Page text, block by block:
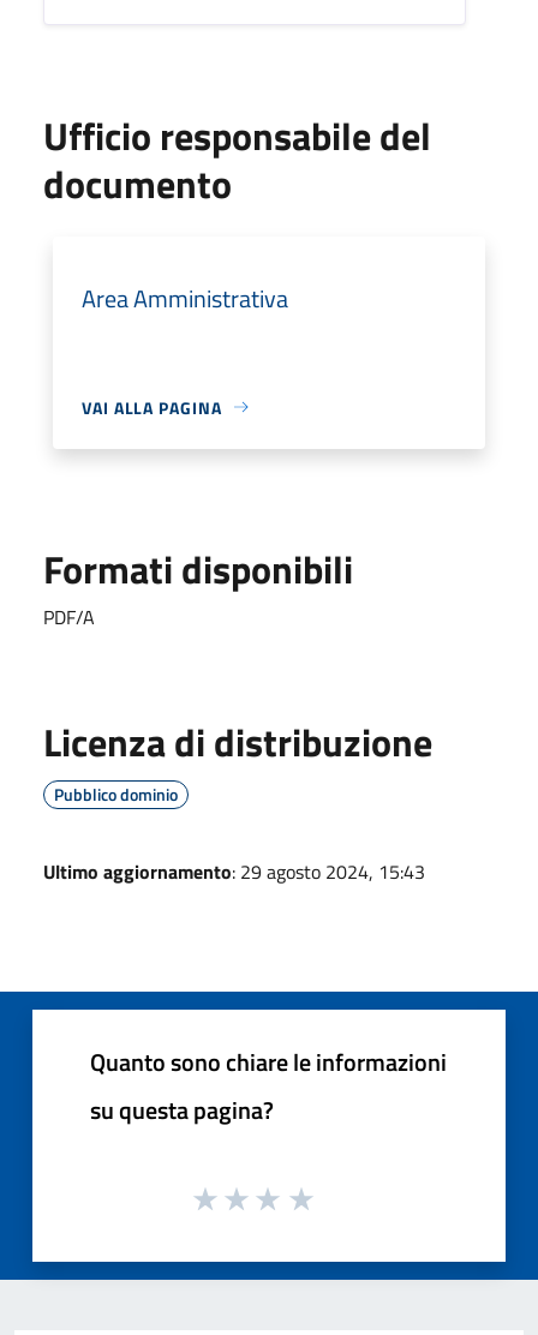
Ufficio responsabile del
documento
Area Amministrativa
VAI ALLA PAGINA
Formati disponibili
PDF/A
Licenza di distribuzione
Pubblico dominio
Ultimo aggiornamento: 29 agosto 2024, 15:43
Quanto sono chiare le informazioni
su questa pagina?